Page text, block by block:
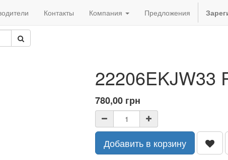
Контакты Компания Предложения
22206EKJW33
780,00 грн
Добавить в корзину